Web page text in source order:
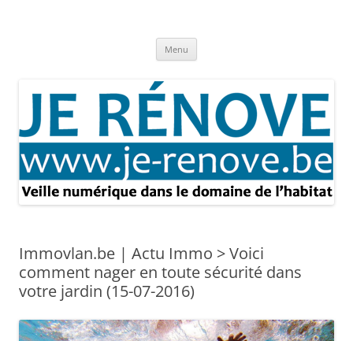
Menu
Immovlan.be | Actu Immo > Voici
comment nager en toute sécurité dans
votre jardin (15-07-2016)